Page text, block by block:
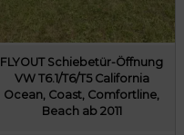
FLYOUT Schiebetür-Öffnung
VW T6.1/T6/T5 California
Ocean, Coast, Comfortline,
Beach ab 2011